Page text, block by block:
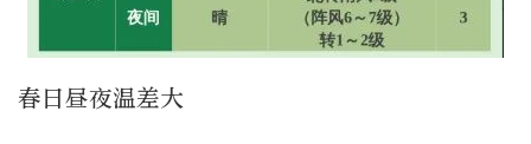
春日昼夜温差大